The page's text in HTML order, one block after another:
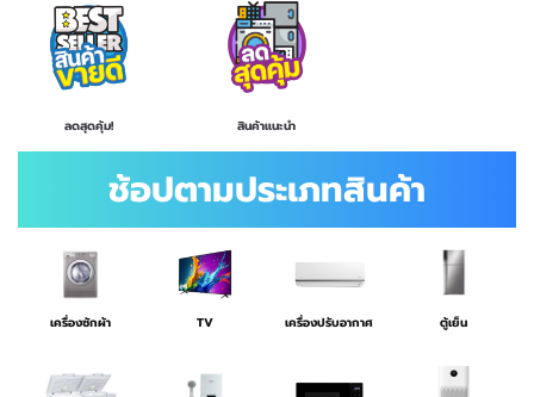
ลดสุดคุ้ม! สินค้าแนะนำ
ช้อปตามประเภทสินค้า
เครื่องซักผ้า TV เครื่องปรับอากาศ ตู้เย็น